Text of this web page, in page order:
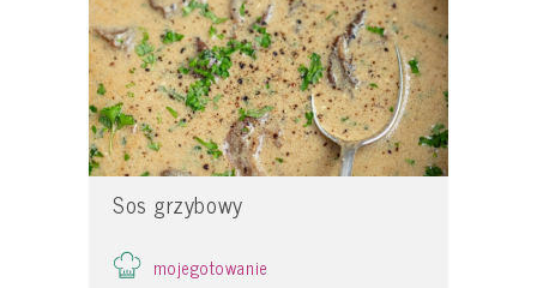
Sos grzybowy
mojegotowanie